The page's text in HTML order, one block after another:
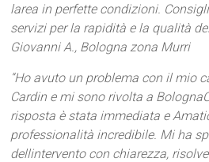
larea in perfette condizioni.
servizi per la rapidità e la qualità
Giovanni A., Bologna zona Murri
“Ho avuto un problema con il mio
Cardin e mi sono rivolta a
risposta è stata immediata e
professionalità incredibile. Mi ha
dellintervento con chiarezza,